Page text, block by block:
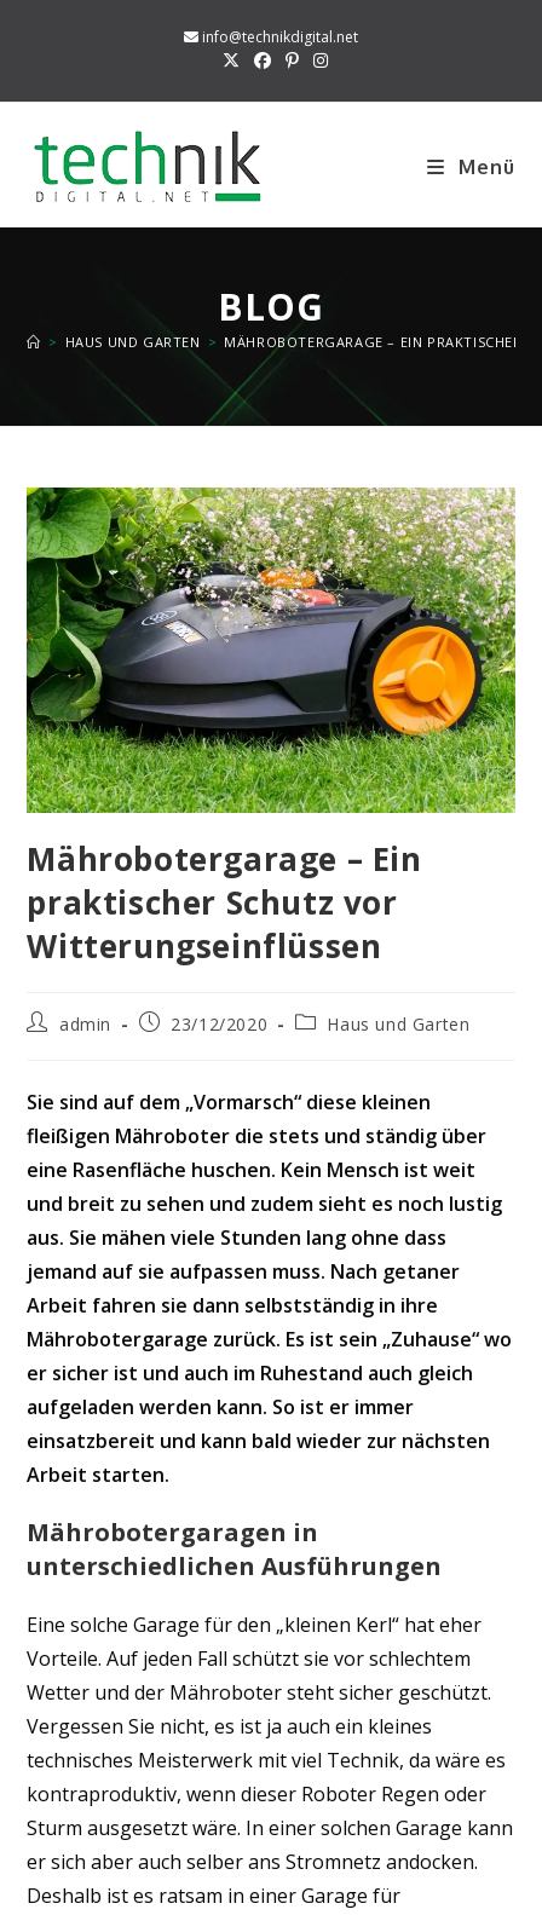
info@technikdigital.net
Menü
BLOG
> HAUS UND GARTEN > MÄHROBOTERGARAGE – EIN PRAKTISCHER
Mährobotergarage – Ein
praktischer Schutz vor
Witterungseinflüssen
Beitrags-
admin
Beitrag23/12/2020
Beitrags-
Haus und Garten
Sie sind auf dem „Vormarsch“ diese kleinen
fleißigen Mähroboter die stets und ständig über
eine Rasenfläche huschen. Kein Mensch ist weit
und breit zu sehen und zudem sieht es noch lustig
aus. Sie mähen viele Stunden lang ohne dass
jemand auf sie aufpassen muss. Nach getaner
Arbeit fahren sie dann selbstständig in ihre
Mährobotergarage zurück. Es ist sein „Zuhause“ wo
er sicher ist und auch im Ruhestand auch gleich
aufgeladen werden kann. So ist er immer
einsatzbereit und kann bald wieder zur nächsten
Arbeit starten.
Mährobotergaragen in
unterschiedlichen Ausführungen
Eine solche Garage für den „kleinen Kerl“ hat eher
Vorteile. Auf jeden Fall schützt sie vor schlechtem
Wetter und der Mähroboter steht sicher geschützt.
Vergessen Sie nicht, es ist ja auch ein kleines
technisches Meisterwerk mit viel Technik, da wäre es
kontraproduktiv, wenn dieser Roboter Regen oder
Sturm ausgesetzt wäre. In einer solchen Garage kann
er sich aber auch selber ans Stromnetz andocken.
Deshalb ist es ratsam in einer Garage für